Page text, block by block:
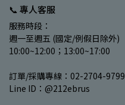
📞 專人客服
服務時段：
週一至週五 (國定/例假日除外)
10:00~12:00；13:00~17:00
訂單/採購專線：02-2704-9799
Line ID：@212ebrus